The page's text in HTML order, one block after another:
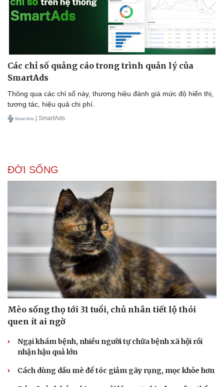
Doanh nghiệp
Thông tin doanh nghiệp
Doanh nghiệp 24h
Vì cộng đồng
Công nghệ
Sành điệu
Chuyển đổi số
Các chỉ số quảng cáo trong trình quản lý của
SmartAds
Thông qua các chỉ số này, thương hiệu đánh giá mức độ hiển thị,
tương tác, hiệu quả chi phí.
| SmartAds
ĐỜI SỐNG
Mèo sống thọ tới 31 tuổi, chủ nhân tiết lộ thói
quen ít ai ngờ
Ngại khám bệnh, nhiều người tự chữa bệnh xã hội rồi
nhận hậu quả lớn
Cách dùng dầu mè để tóc giảm gãy rụng, mọc khỏe hơn